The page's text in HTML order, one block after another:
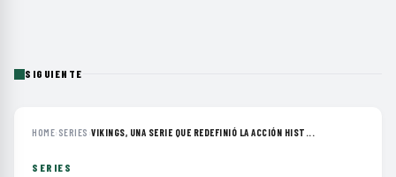
SIGUIENTE
HOME› SERIES ›VIKINGS, UNA SERIE QUE REDEFINIÓ LA ACCIÓN HIST...
SERIES